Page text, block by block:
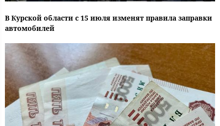
В Курской области с 15 июля изменят правила заправки
автомобилей